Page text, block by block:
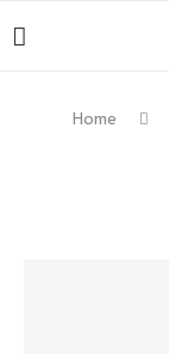
Home